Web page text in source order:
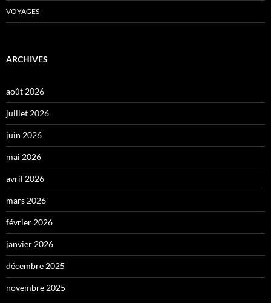
VOYAGES
ARCHIVES
août 2026
juillet 2026
juin 2026
mai 2026
avril 2026
mars 2026
février 2026
janvier 2026
décembre 2025
novembre 2025